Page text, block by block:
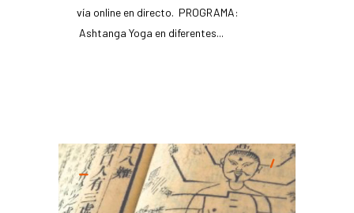
vía online en directo. PROGRAMA:
Ashtanga Yoga en diferentes...